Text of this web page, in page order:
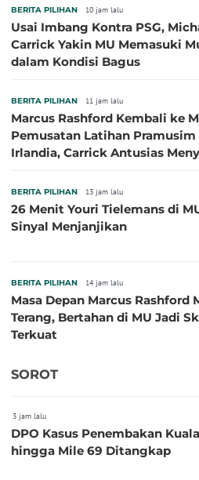
BERITA PILIHAN 10 jam lalu
Usai Imbang Kontra PSG,
Carrick Yakin MU Memasuki
dalam Kondisi Bagus
BERITA PILIHAN 11 jam lalu
Marcus Rashford Kembali ke
Pemusatan Latihan Pramusim
Irlandia, Carrick Antusias
BERITA PILIHAN 13 jam lalu
26 Menit Youri Tielemans di
Sinyal Menjanjikan
BERITA PILIHAN 14 jam lalu
Masa Depan Marcus Rashford
Terang, Bertahan di MU Jadi
Terkuat
SOROT
3 jam lalu
DPO Kasus Penembakan
hingga Mile 69 Ditangkap